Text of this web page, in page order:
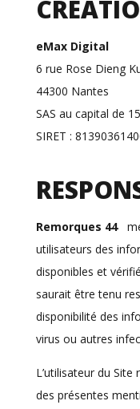
eMax Digital
6 rue Rose Dieng
44300 Nantes
SAS au capital de
SIRET :
Remorques 44
utilisateurs des
disponibles et
saurait être tenu
disponibilité des
virus ou autres
L’utilisateur du
des présentes